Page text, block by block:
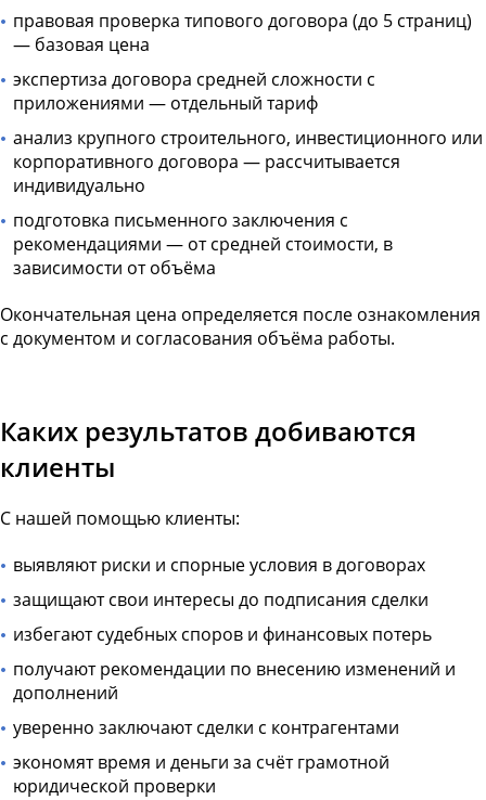
правовая проверка типового договора (до 5 страниц)
— базовая цена
экспертиза договора средней сложности с
приложениями — отдельный тариф
анализ крупного строительного, инвестиционного или
корпоративного договора — рассчитывается
индивидуально
подготовка письменного заключения с
рекомендациями — от средней стоимости, в
зависимости от объёма
Окончательная цена определяется после ознакомления
с документом и согласования объёма работы.
Каких результатов добиваются
клиенты
С нашей помощью клиенты:
выявляют риски и спорные условия в договорах
защищают свои интересы до подписания сделки
избегают судебных споров и финансовых потерь
получают рекомендации по внесению изменений и
дополнений
уверенно заключают сделки с контрагентами
экономят время и деньги за счёт грамотной
юридической проверки